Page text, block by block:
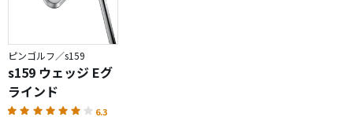
ピンゴルフ／s159
s159 ウェッジ Eグ
ラインド
6.3